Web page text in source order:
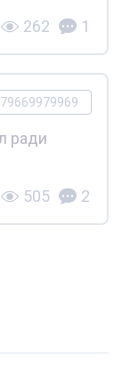
262 1
ради
505 2